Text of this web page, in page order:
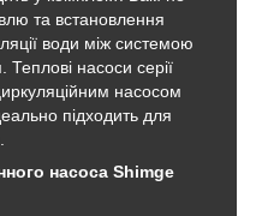
та встановлення
води між системою
насоси серії
насосом
підходить для
насоса Shimge